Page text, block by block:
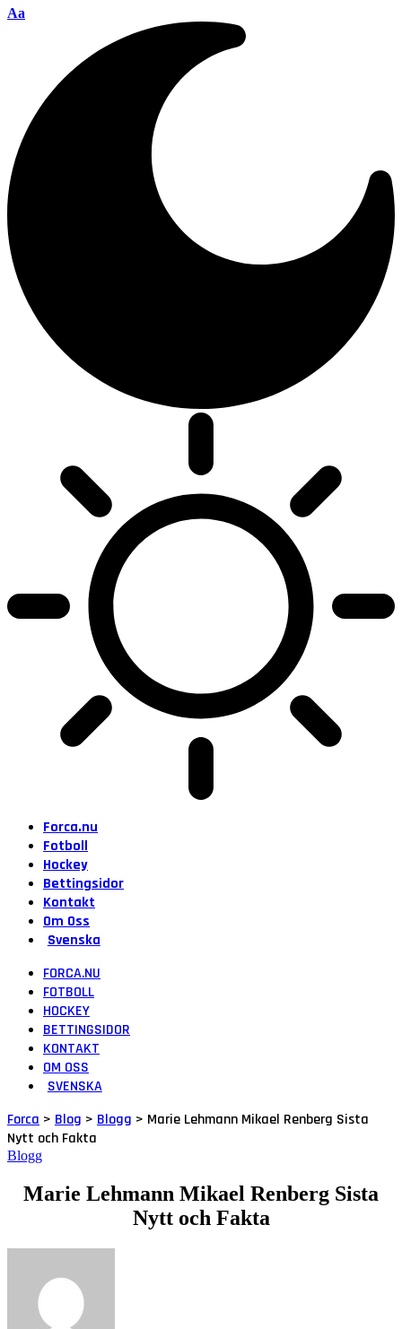
Aa
Forca.nu
Fotboll
Hockey
Bettingsidor
Kontakt
Om Oss
Svenska
FORCA.NU
FOTBOLL
HOCKEY
BETTINGSIDOR
KONTAKT
OM OSS
SVENSKA
Forca > Blog > Blogg > Marie Lehmann Mikael Renberg Sista
Nytt och Fakta
Blogg
Marie Lehmann Mikael Renberg Sista
Nytt och Fakta